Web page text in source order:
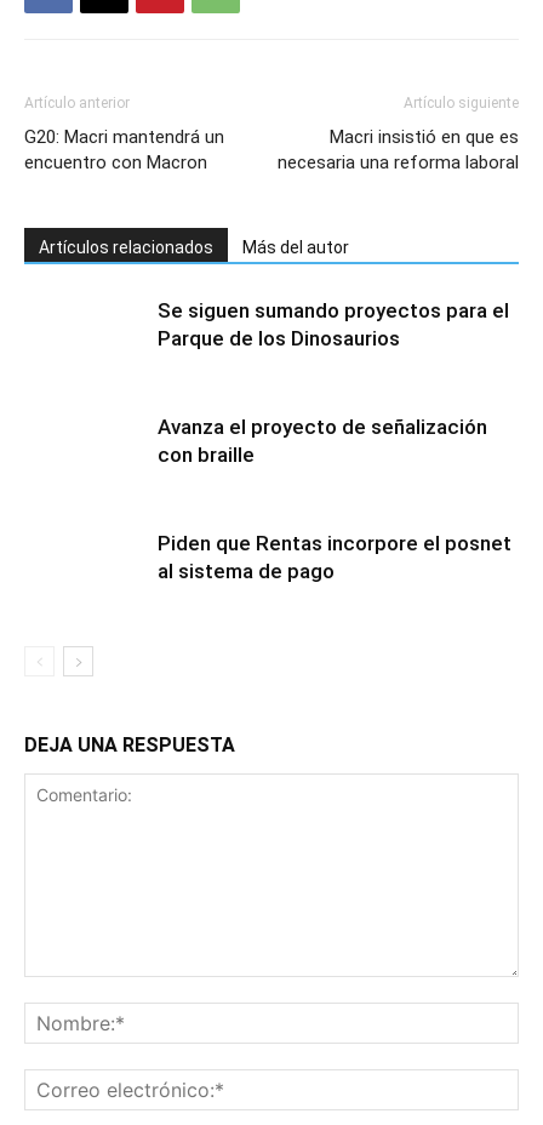
Artículo anterior
G20: Macri mantendrá un
encuentro con Macron
Artículo siguiente
Macri insistió en que es
necesaria una reforma laboral
Artículos relacionados Más del autor
Se siguen sumando proyectos para el
Parque de los Dinosaurios
Avanza el proyecto de señalización
con braille
Piden que Rentas incorpore el posnet
al sistema de pago
DEJA UNA RESPUESTA